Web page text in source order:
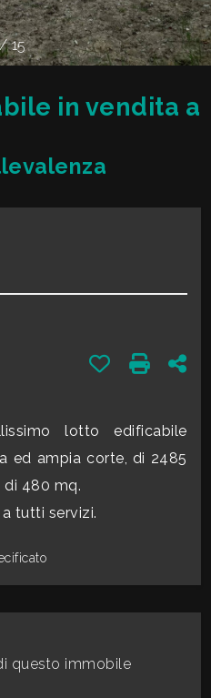
15
in vendita a
Stampa:
Preferiti: Cod.
lotto edificabile
ed ampia corte, di 2485
di 480 mq.
tutti servizi.
questo immobile